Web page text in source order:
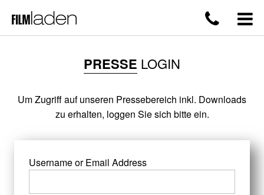
PRESSE LOGIN
Um Zugriff auf unseren Pressebereich inkl. Downloads
zu erhalten, loggen Sie sich bitte ein.
Username or Email Address